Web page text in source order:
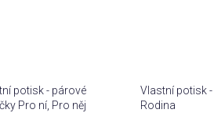
potisk - párové
Pro ní, Pro něj
Vlastní potisk
Rodina